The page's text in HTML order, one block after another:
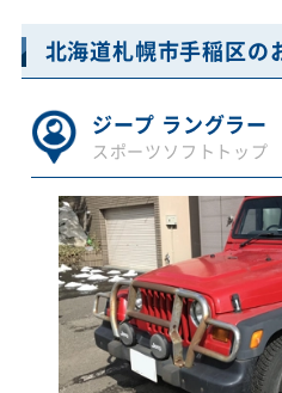
北海道札幌市手稲区の
ジープ ラングラー
スポーツソフトトップ